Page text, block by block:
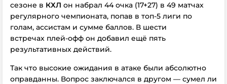
сезоне в КХЛ он набрал 44 очка (17+27) в 49 матчах
регулярного чемпионата, попав в топ-5 лиги по
голам, ассистам и сумме баллов. В шести
встречах плей-офф он добавил ещё пять
результативных действий.
Так что высокие ожидания в атаке были абсолютно
оправданны. Вопрос заключался в другом — сумел ли